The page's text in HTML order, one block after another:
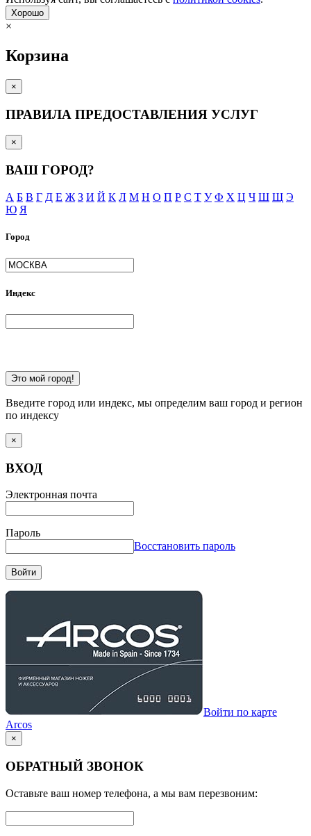
Хорошо
×
Корзина
×
ПРАВИЛА ПРЕДОСТАВЛЕНИЯ УСЛУГ
×
ВАШ ГОРОД?
А Б В Г Д Е Ж З И Й К Л М Н О П Р С Т У Ф Х Ц Ч Ш Щ Э
Ю Я
Город
Индекс
Это мой город!
Введите город или индекс, мы определим ваш город и регион
по индексу
×
ВХОД
Электронная почта
Пароль
Восстановить пароль
Войти
Войти по карте
Arcos
×
ОБРАТНЫЙ ЗВОНОК
Оставьте ваш номер телефона, а мы вам перезвоним: